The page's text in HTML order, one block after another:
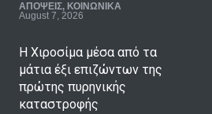
ΑΠΟΨΕΙΣ, ΚΟΙΝΩΝΙΚΑ
August 7, 2026
Η Χιροσίμα μέσα από τα
μάτια έξι επιζώντων της
πρώτης πυρηνικής
καταστροφής